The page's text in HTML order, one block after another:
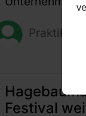
Praktiker
Festival